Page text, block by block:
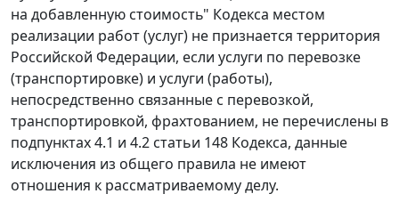
на добавленную стоимость" Кодекса местом
реализации работ (услуг) не признается территория
Российской Федерации, если услуги по перевозке
(транспортировке) и услуги (работы),
непосредственно связанные с перевозкой,
транспортировкой, фрахтованием, не перечислены в
подпунктах 4.1 и 4.2 статьи 148 Кодекса, данные
исключения из общего правила не имеют
отношения к рассматриваемому делу.